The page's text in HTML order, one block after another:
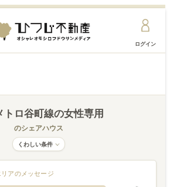
ログイン
トロ谷町線の女性専用
のシェアハウス
くわしい条件
リアのメッセージ